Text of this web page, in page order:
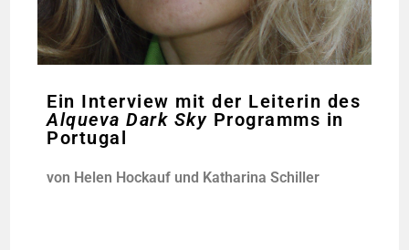
Ein Interview mit der Leiterin des
Alqueva Dark Sky Programms in
Portugal
von Helen Hock­auf und Katha­ri­na Schiller